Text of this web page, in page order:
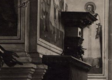
Экскурсия